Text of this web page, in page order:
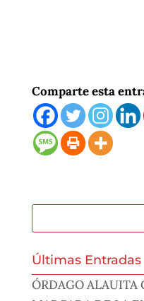
Comparte esta
Últimas Entradas
ÓRDAGO ALAUITA